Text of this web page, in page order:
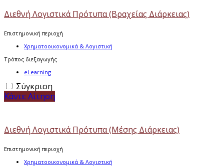
Διεθνή Λογιστικά Πρότυπα (Βραχείας Διάρκειας)
Επιστημονική περιοχή
Χρηματοοικονομικά & Λογιστική
Τρόπος διεξαγωγής
eLearning
Σύγκριση
Κάντε Αίτηση
Διεθνή Λογιστικά Πρότυπα (Μέσης Διάρκειας)
Επιστημονική περιοχή
Χρηματοοικονομικά & Λογιστική